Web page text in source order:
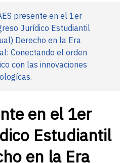
presente en el 1er
Jurídico Estudiantil
Derecho en la Era
Conectando el orden
con las innovaciones
en el 1er
Estudiantil
en la Era